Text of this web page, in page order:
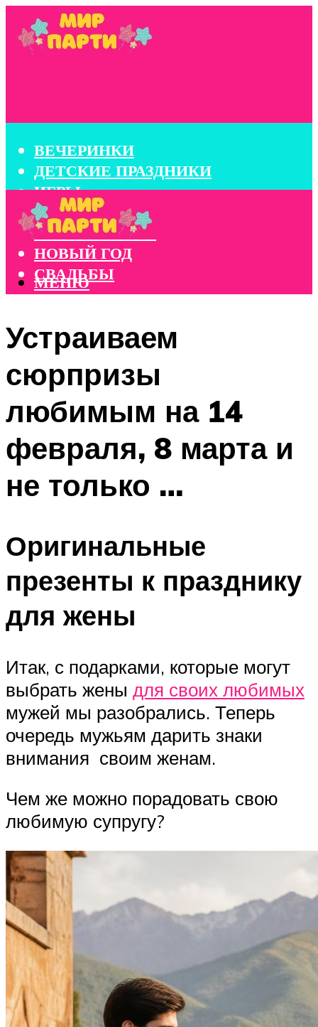
ВЕЧЕРИНКИ
ДЕТСКИЕ ПРАЗДНИКИ
ИГРЫ
КОНКУРСЫ
КОРПОРАТИВЫ
НОВЫЙ ГОД
СВАДЬБЫ
МЕНЮ
Устраиваем
сюрпризы
любимым на 14
февраля, 8 марта и
не только …
Оригинальные
презенты к празднику
для жены
Итак, с подарками, которые могут
выбрать жены для своих любимых
мужей мы разобрались. Теперь
очередь мужьям дарить знаки
внимания своим женам.
Чем же можно порадовать свою
любимую супругу?